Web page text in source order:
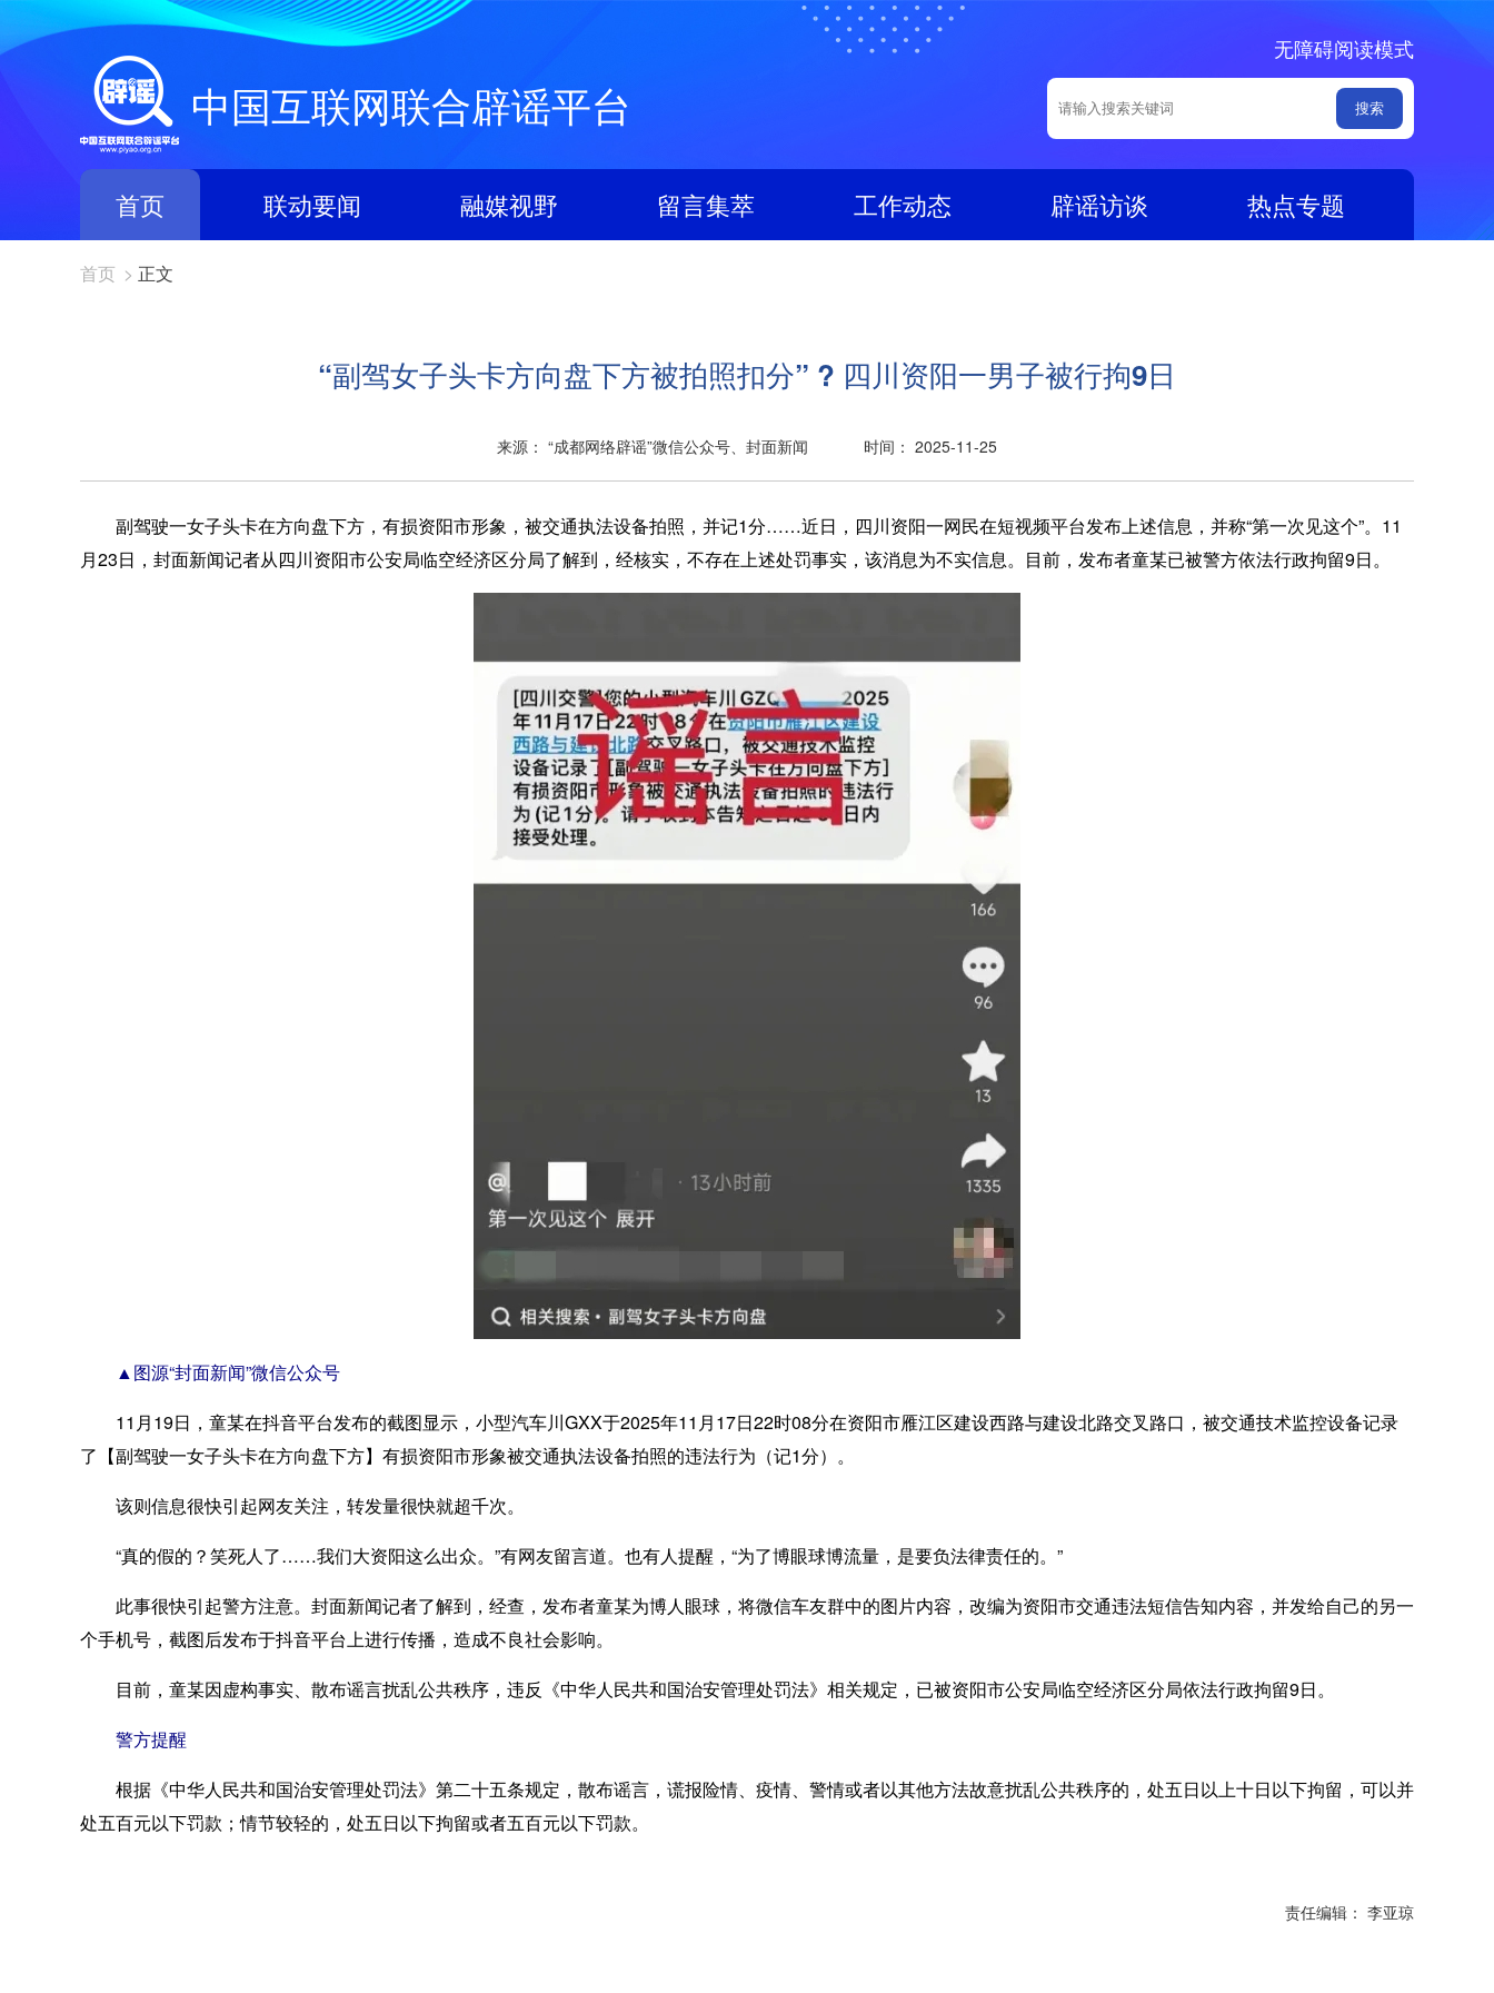
无障碍阅读模式
中国互联网联合辟谣平台
首页 联动要闻 融媒视野 留言集萃 工作动态 辟谣访谈 热点专题
首页 > 正文
“副驾女子头卡方向盘下方被拍照扣分” ? 四川资阳一男子被行拘9日
来源： “成都网络辟谣”微信公众号、封面新闻 时间： 2025-11-25
副驾驶一女子头卡在方向盘下方，有损资阳市形象，被交通执法设备拍照，并记1分……近日，四川资阳一网民在短视频平台发布上述信息，并称“第一次见这个”。11
月23日，封面新闻记者从四川资阳市公安局临空经济区分局了解到，经核实，不存在上述处罚事实，该消息为不实信息。目前，发布者童某已被警方依法行政拘留9日。
▲图源“封面新闻”微信公众号
11月19日，童某在抖音平台发布的截图显示，小型汽车川GXX于2025年11月17日22时08分在资阳市雁江区建设西路与建设北路交叉路口，被交通技术监控设备记录
了【副驾驶一女子头卡在方向盘下方】有损资阳市形象被交通执法设备拍照的违法行为（记1分）。
该则信息很快引起网友关注，转发量很快就超千次。
“真的假的？笑死人了……我们大资阳这么出众。”有网友留言道。也有人提醒，“为了博眼球博流量，是要负法律责任的。”
此事很快引起警方注意。封面新闻记者了解到，经查，发布者童某为博人眼球，将微信车友群中的图片内容，改编为资阳市交通违法短信告知内容，并发给自己的另一
个手机号，截图后发布于抖音平台上进行传播，造成不良社会影响。
目前，童某因虚构事实、散布谣言扰乱公共秩序，违反《中华人民共和国治安管理处罚法》相关规定，已被资阳市公安局临空经济区分局依法行政拘留9日。
警方提醒
根据《中华人民共和国治安管理处罚法》第二十五条规定，散布谣言，谎报险情、疫情、警情或者以其他方法故意扰乱公共秩序的，处五日以上十日以下拘留，可以并
处五百元以下罚款；情节较轻的，处五日以下拘留或者五百元以下罚款。
责任编辑： 李亚琼